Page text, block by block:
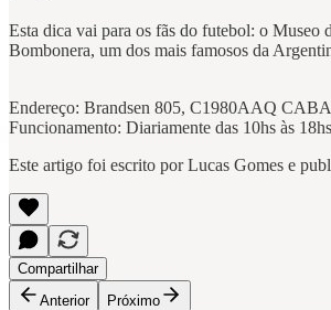
Esta dica vai para os fãs do futebol: o Museo
Bombonera, um dos mais famosos da
Endereço: Brandsen 805, C1980AAQ
Funcionamento: Diariamente das 10hs às
Este artigo foi escrito por Lucas Gomes e
Compartilhar
Anterior
Próximo